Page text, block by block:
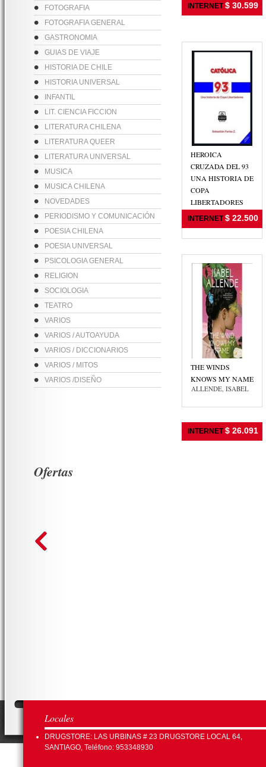
FOTOGRAFIA
FOTOGRAFIA GENERAL
GASTRONOMIA
GUIAS DE VIAJE
HISTORIA DE CHILE
HISTORIA UNIVERSAL
INFANTIL
LIT. CIENCIA FICCION
LITERATURA CHILENA
LITERATURA QUEER
LITERATURA UNIVERSAL
MUSICA
MUSICA CHILENA
NOVEDADES
PERIODISMO Y COMUNICACIÓN
POESIA CHILENA
POESIA UNIVERSAL
PSICOLOGIA GENERAL
RELIGION
SOCIOLOGIA
TEATRO
VARIOS
VARIOS / AUTOAYUDA
VARIOS / DICCIONARIOS
VARIOS / MITOS
VARIOS /DISEÑO
INTERNET $ 30.599
HEROICA
CRUZADA DEL 93
UNA HISTORIA DE
COPA
LIBERTADORES
FARIAS Z.,
SEBASTIAN
INTERNET $ 22.500
THE WINDS
KNOWS MY NAME
ALLENDE, ISABEL
INTERNET $ 26.091
Ofertas
Locales
DRUGSTORE: LAS URBINAS # 23 DRUGSTORE LOCAL 64,
SANTIAGO, Teléfono: 953348930